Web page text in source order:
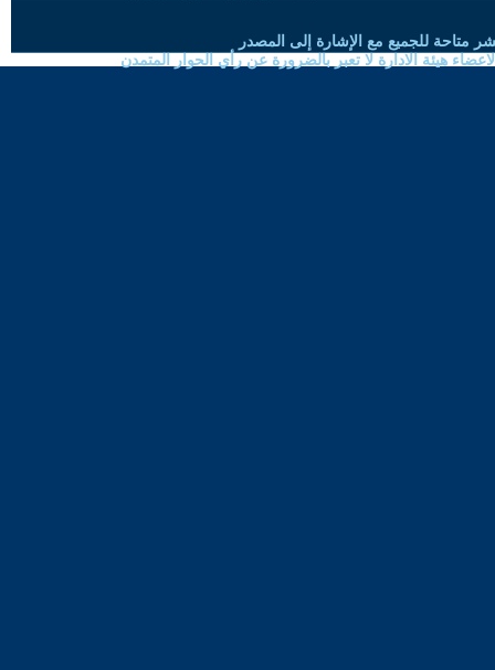
متاحة للجميع مع الإشارة إلى المصدر
هيئة الادارة لا تعبر بالضرورة عن رأي الحوار المتمدن